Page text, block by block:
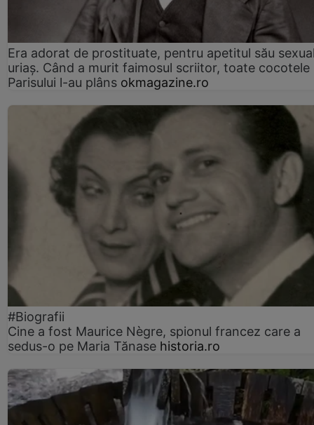
Era adorat de prostituate, pentru apetitul său
uriaș. Când a murit faimosul scriitor, toate cocotele
Parisului l-au plâns okmagazine.ro
#Biografii
Cine a fost Maurice Nègre, spionul francez care a
sedus-o pe Maria Tănase historia.ro